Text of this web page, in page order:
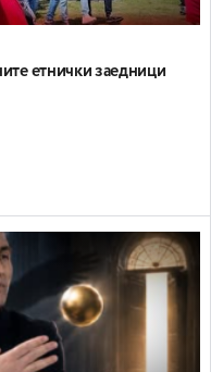
етнички заедници